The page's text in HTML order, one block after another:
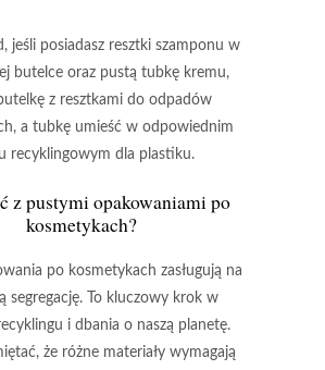
jeśli posiadasz resztki szamponu w
butelce oraz pustą tubkę kremu,
z resztkami do odpadów
a tubkę umieść w odpowiednim
recyklingowym dla plastiku.
z pustymi opakowaniami po
kosmetykach?
po kosmetykach zasługują na
segregację. To kluczowy krok w
i dbania o naszą planetę.
że różne materiały wymagają